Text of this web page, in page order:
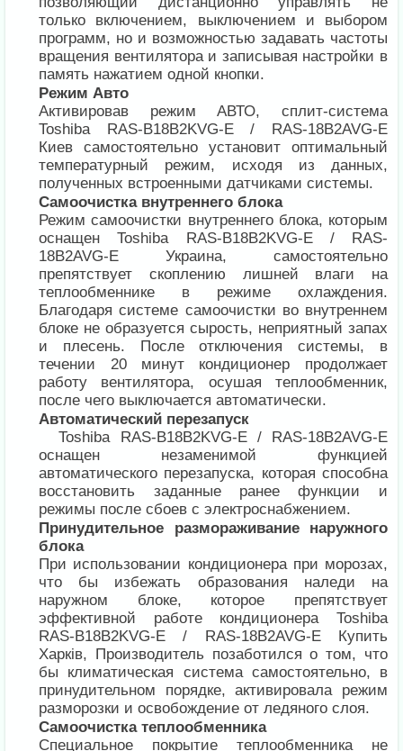
только включением, выключением и выбором
программ, но и возможностью задавать частоты
вращения вентилятора и записывая настройки в
память нажатием одной кнопки.
Режим Авто
Активировав режим АВТО, сплит-система
Toshiba RAS-B18B2KVG-E / RAS-18B2AVG-E
Киев самостоятельно установит оптимальный
температурный режим, исходя из данных,
полученных встроенными датчиками системы.
Самоочистка внутреннего блока
Режим самоочистки внутреннего блока, которым
оснащен Toshiba RAS-B18B2KVG-E / RAS-
18B2AVG-E Украина, самостоятельно
препятствует скоплению лишней влаги на
теплообменнике в режиме охлаждения.
Благодаря системе самоочистки во внутреннем
блоке не образуется сырость, неприятный запах
и плесень. После отключения системы, в
течении 20 минут кондиционер продолжает
работу вентилятора, осушая теплообменник,
после чего выключается автоматически.
Автоматический перезапуск
Toshiba RAS-B18B2KVG-E / RAS-18B2AVG-E
оснащен незаменимой функцией
автоматического перезапуска, которая способна
восстановить заданные ранее функции и
режимы после сбоев с электроснабжением.
Принудительное размораживание наружного
блока
При использовании кондиционера при морозах,
что бы избежать образования наледи на
наружном блоке, которое препятствует
эффективной работе кондиционера Toshiba
RAS-B18B2KVG-E / RAS-18B2AVG-E Купить
Харків, Производитель позаботился о том, что
бы климатическая система самостоятельно, в
принудительном порядке, активировала режим
разморозки и освобождение от ледяного слоя.
Самоочистка теплообменника
Специальное покрытие теплообменника не